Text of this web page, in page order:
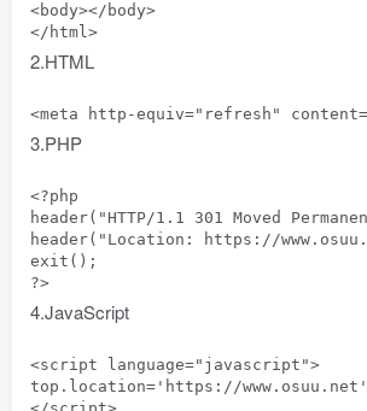
<body></body>
2.HTML
<meta http-equiv="refresh"
3.PHP
<?php
header("HTTP/1.1 301 Moved
header("Location: https://
exit();
4.JavaScript
<script language="javascript">
top.location='https://